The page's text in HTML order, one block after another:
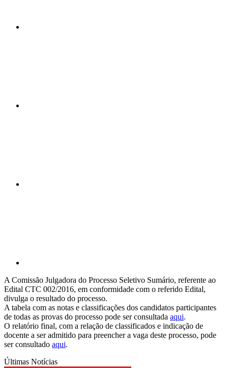
A Comissão Julgadora do Processo Seletivo Sumário, referente ao
Edital CTC 002/2016, em conformidade com o referido Edital,
divulga o resultado do processo.
A tabela com as notas e classificações dos candidatos participantes
de todas as provas do processo pode ser consultada aqui.
O relatório final, com a relação de classificados e indicação de
docente a ser admitido para preencher a vaga deste processo, pode
ser consultado aqui.
Últimas Notícias